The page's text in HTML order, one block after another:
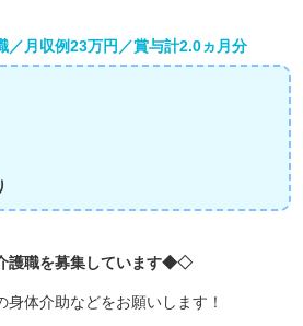
／月収例23万円／賞与計2.0ヵ月分
護職を募集しています◆◇
体介助などをお願いします！